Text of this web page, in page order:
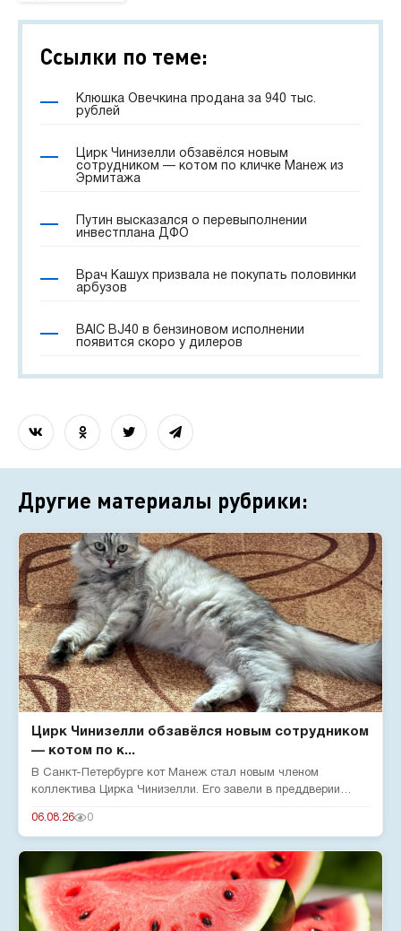
Ссылки по теме:
Клюшка Овечкина продана за 940 тыс.
рублей
Цирк Чинизелли обзавёлся новым
сотрудником — котом по кличке Манеж из
Эрмитажа
Путин высказался о перевыполнении
инвестплана ДФО
Врач Кашух призвала не покупать половинки
арбузов
BAIC BJ40 в бензиновом исполнении
появится скоро у дилеров
Другие материалы рубрики:
Цирк Чинизелли обзавёлся новым сотрудником
— котом по к...
В Санкт-Петербурге кот Манеж стал новым членом
коллектива Цирка Чинизелли. Его завели в преддверии
06.08.26 0